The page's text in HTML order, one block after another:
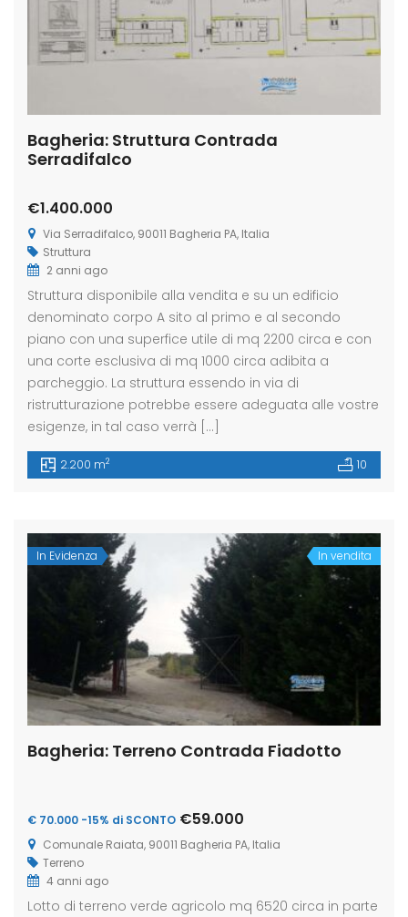
Bagheria: Struttura Contrada
Serradifalco
€1.400.000
Via Serradifalco, 90011 Bagheria PA, Italia
Struttura
2 anni ago
Struttura disponibile alla vendita e su un edificio
denominato corpo A sito al primo e al secondo
piano con una superfice utile di mq 2200 circa e con
una corte esclusiva di mq 1000 circa adibita a
parcheggio. La struttura essendo in via di
ristrutturazione potrebbe essere adeguata alle vostre
esigenze, in tal caso verrà […]
2.200 m2 10
In Evidenza In vendita
Bagheria: Terreno Contrada Fiadotto
€ 70.000 -15% di SCONTO €59.000
Comunale Raiata, 90011 Bagheria PA, Italia
Terreno
4 anni ago
Lotto di terreno verde agricolo mq 6520 circa in parte